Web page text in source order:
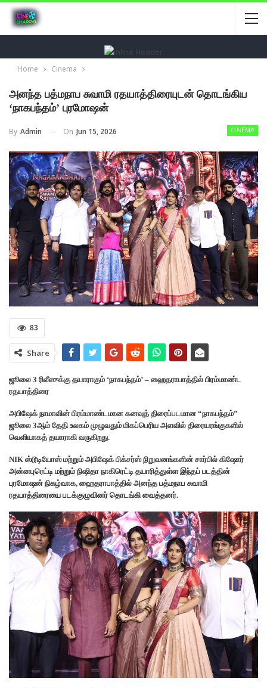
Home Cinema
அனந்த பத்மநாப சுவாமி ரதயாத்திரையுடன் தொடங்கிய
‘நாகபந்தம்’ புரமோஷன்
CINEMA
By Admin On Jun 15, 2026
83
Share
ஜூலை 3 ரிலீஸுக்கு தயாராகும் ‘நாகபந்தம்’ – ஹைதராபாத்தில் பிரம்மாண்ட
ரதயாத்திரை
அபிஷேக் நாமாவின் பிரம்மாண்டமான கனவுத் திரைப்படமான “நாகபந்தம்”
ஜூலை 3ஆம் தேதி உலகம் முழுவதும் மிகப்பெரிய அளவில் திரையரங்குகளில்
வெளியாகத் தயாராகி வருகிறது.
NIK ஸ்டூடியோஸ் மற்றும் அபிஷேக் பிக்சர்ஸ் நிறுவனங்களின் சார்பில் கிஷோர்
அன்னபுரெட்டி மற்றும் நிஷிதா நாகிரெட்டி தயாரித்துள்ள இந்தப் படத்தின்
புரமோஷன் நிகழ்வாக, ஹைதராபாத்தில் அனந்த பத்மநாப சுவாமி
ரதயாத்திரையை படக்குழுவினர் தொடங்கி வைத்தனர்.